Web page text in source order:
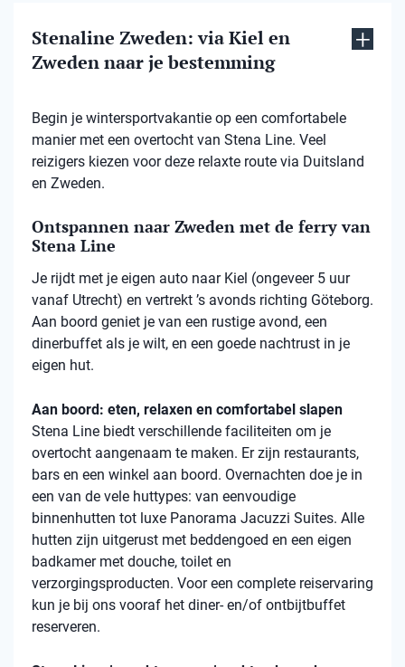
Stenaline Zweden: via Kiel en
Zweden naar je bestemming
Begin je wintersportvakantie op een comfortabele
manier met een overtocht van Stena Line. Veel
reizigers kiezen voor deze relaxte route via Duitsland
en Zweden.
Ontspannen naar Zweden met de ferry van
Stena Line
Je rijdt met je eigen auto naar Kiel (ongeveer 5 uur
vanaf Utrecht) en vertrekt ’s avonds richting Göteborg.
Aan boord geniet je van een rustige avond, een
dinerbuffet als je wilt, en een goede nachtrust in je
eigen hut.
Aan boord: eten, relaxen en comfortabel slapen
Stena Line biedt verschillende faciliteiten om je
overtocht aangenaam te maken. Er zijn restaurants,
bars en een winkel aan boord. Overnachten doe je in
een van de vele huttypes: van eenvoudige
binnenhutten tot luxe Panorama Jacuzzi Suites. Alle
hutten zijn uitgerust met beddengoed en een eigen
badkamer met douche, toilet en
verzorgingsproducten. Voor een complete reiservaring
kun je bij ons vooraf het diner- en/of ontbijtbuffet
reserveren.